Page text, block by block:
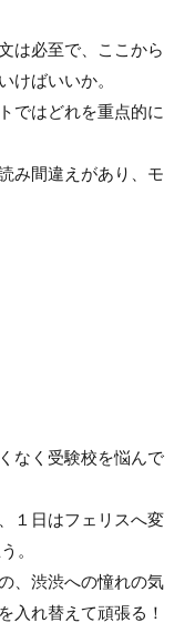
は必至で、ここから
けばいいか。
ではどれを重点的に
み間違えがあり、モ
なく受験校を悩んで
１日はフェリスへ変
。
、渋渋への憧れの気
入れ替えて頑張る！